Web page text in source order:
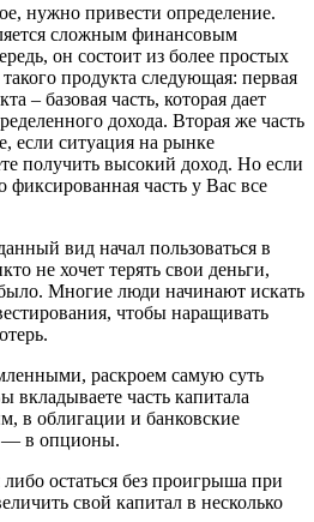
нужно привести определение.
сложным финансовым
он состоит из более простых
продукта следующая: первая
– базовая часть, которая дает
дохода. Вторая же часть
если ситуация на рынке
получить высокий доход. Но если
фиксированная часть у Вас все
вид начал пользоваться в
не хочет терять свои деньги,
Многие люди начинают искать
чтобы наращивать
раскроем самую суть
вкладываете часть капитала
в облигации и банковские
— в опционы.
остаться без проигрыша при
свой капитал в несколько